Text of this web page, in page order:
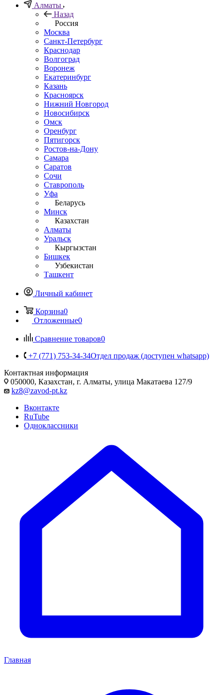
Алматы
Назад
Россия
Москва
Санкт-Петербург
Краснодар
Волгоград
Воронеж
Екатеринбург
Казань
Красноярск
Нижний Новгород
Новосибирск
Омск
Оренбург
Пятигорск
Ростов-на-Дону
Самара
Саратов
Сочи
Ставрополь
Уфа
Беларусь
Минск
Казахстан
Алматы
Уральск
Кыргызстан
Бишкек
Узбекистан
Ташкент
Личный кабинет
Корзина0
Отложенные0
Сравнение товаров0
+7 (771) 753-34-34Отдел продаж (доступен whatsapp)
Контактная информация
050000, Казахстан, г. Алматы, улица Макатаева 127/9
kz8@zavod-pt.kz
Вконтакте
RuTube
Одноклассники
Главная